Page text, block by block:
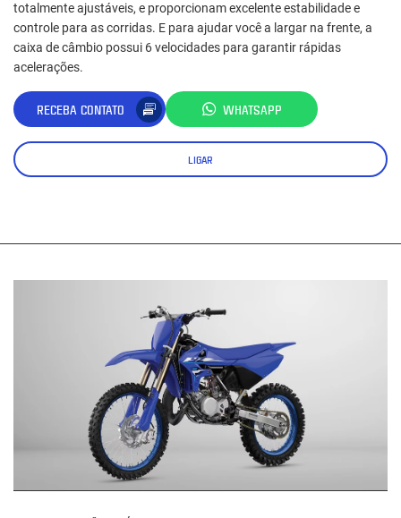
totalmente ajustáveis, e proporcionam excelente estabilidade e
controle para as corridas. E para ajudar você a largar na frente, a
caixa de câmbio possui 6 velocidades para garantir rápidas
acelerações.
RECEBA CONTATO WHATSAPP
LIGAR